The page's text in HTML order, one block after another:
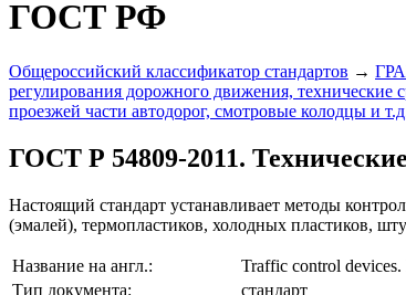
ГОСТ РФ
Общероссийский классификатор стандартов →
регулирования дорожного движения, технические
проезжей части автодорог, смотровые колодцы и
ГОСТ Р 54809-2011.
Настоящий стандарт устанавливает методы
(эмалей), термопластиков, холодных пластиков,
Название на англ.:
Traffic control devices.
Тип документа:
стандарт